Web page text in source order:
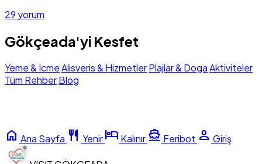
29 yorum
Gökçeada'yi Kesfet
Yeme & IcmeAlisveris & HizmetlerPlajlar & DogaAktiviteler
Tüm RehberBlog
home Ana Sayfa restaurant Yenirhotel Kalınır directions_boat Feribot person Giriş